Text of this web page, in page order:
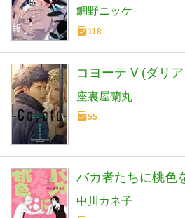
鯛野ニッケ
118
コヨーテ Ⅴ (ダリ
座裏屋蘭丸
55
バカ者たちに桃色
中川カネ子